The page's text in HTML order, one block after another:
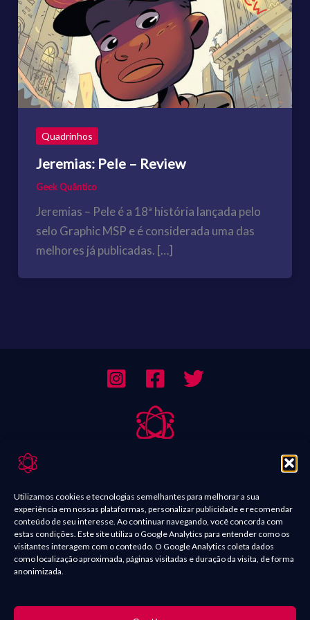
Utilizamos cookies e tecnologias semelhantes para melhorar a sua
experiência em nossas plataformas, personalizar publicidade e recomendar
conteúdo de seu interesse. Ao continuar navegando, você concorda com
estas condições. Este site utiliza o Google Analytics para entender como os
visitantes interagem com o conteúdo. O Google Analytics coleta dados
como localização aproximada, páginas visitadas e duração da visita, de forma
anonimizada.
Quadrinhos
Jeremias: Pele – Review
Geek Quântico
Jeremias – Pele é a 18ª história lançada pelo
selo Graphic MSP e é considerada uma das
melhores já publicadas. […]
Contato
Política de Comentários
Política de Privacidade
Termos e condições